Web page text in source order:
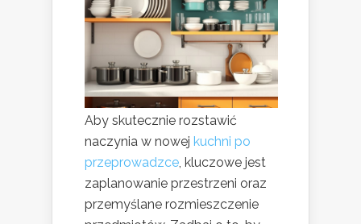
Aby skutecznie rozstawić
naczynia w nowej kuchni po
przeprowadzce, kluczowe jest
zaplanowanie przestrzeni oraz
przemyślane rozmieszczenie